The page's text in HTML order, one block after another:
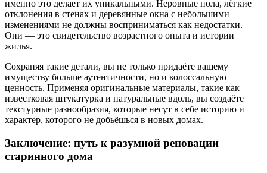
именно это делает их уникальными. Неровные пола, лёгкие
отклонения в стенах и деревянные окна с небольшими
изменениями не должны восприниматься как недостатки.
Они — это свидетельство возрастного опыта и истории
жилья.
Сохраняя такие детали, вы не только придаёте вашему
имуществу больше аутентичности, но и колоссальную
ценность. Применяя оригинальные материалы, такие как
известковая штукатурка и натуральные вдоль, вы создаёте
текстурные разнообразия, которые несут в себе историю и
характер, которого не добьёшься в новых домах.
Заключение: путь к разумной реновации
старинного дома